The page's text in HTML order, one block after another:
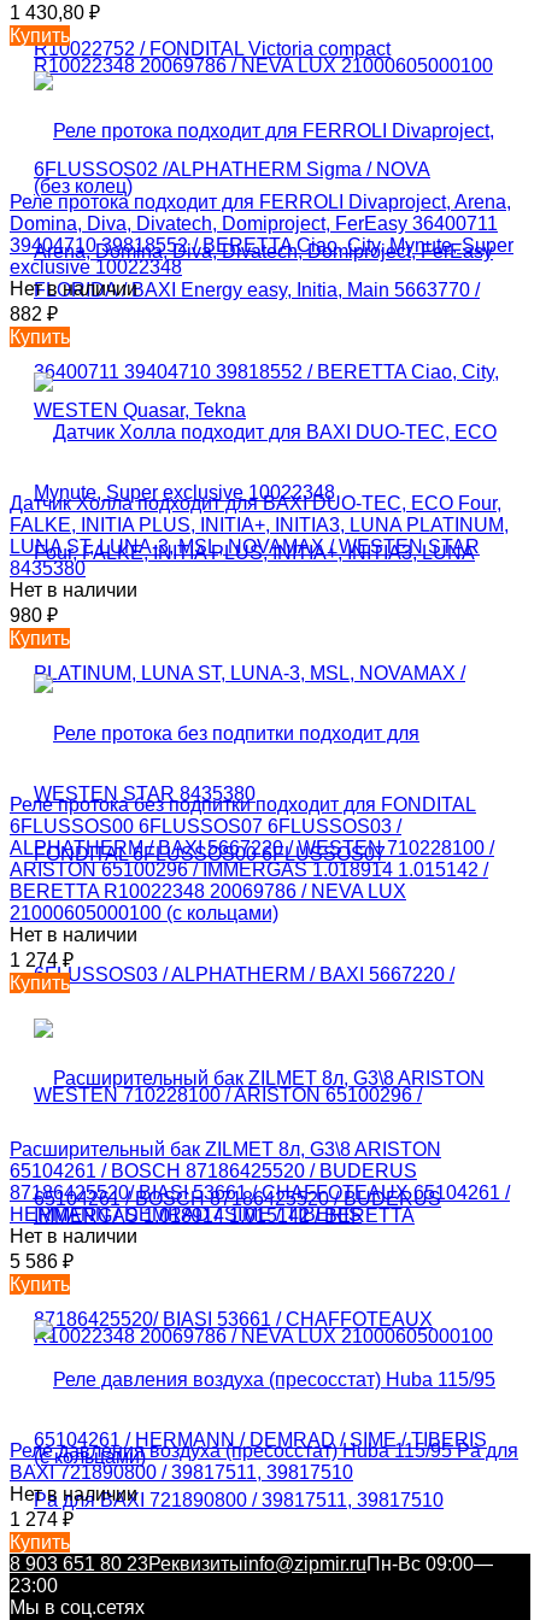
1 430,80 ₽
Купить
Реле протока подходит для FERROLI Divaproject, Arena,
Domina, Diva, Divatech, Domiproject, FerEasy 36400711
39404710 39818552 / BERETTA Ciao, City, Mynute, Super
exclusive 10022348
Нет в наличии
882 ₽
Купить
Датчик Холла подходит для BAXI DUO-TEC, ECO Four,
FALKE, INITIA PLUS, INITIA+, INITIA3, LUNA PLATINUM,
LUNA ST, LUNA-3, MSL, NOVAMAX / WESTEN STAR
8435380
Нет в наличии
980 ₽
Купить
Реле протока без подпитки подходит для FONDITAL
6FLUSSOS00 6FLUSSOS07 6FLUSSOS03 /
ALPHATHERM / BAXI 5667220 / WESTEN 710228100 /
ARISTON 65100296 / IMMERGAS 1.018914 1.015142 /
BERETTA R10022348 20069786 / NEVA LUX
21000605000100 (с кольцами)
Нет в наличии
1 274 ₽
Купить
Расширительный бак ZILMET 8л, G3\8 ARISTON
65104261 / BOSCH 87186425520 / BUDERUS
87186425520/ BIASI 53661 / CHAFFOTEAUX 65104261 /
HERMANN / DEMRAD / SIME / TIBERIS
Нет в наличии
5 586 ₽
Купить
Реле давления воздуха (пресосстат) Huba 115/95 Pa для
BAXI 721890800 / 39817511, 39817510
Нет в наличии
1 274 ₽
Купить
8 903 651 80 23Реквизитыinfo@zipmir.ruПн-Вс 09:00—
23:00
Мы в соц.сетях